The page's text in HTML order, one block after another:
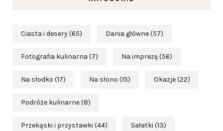
Ciasta i desery(65) Dania główne(57)
Fotografia kulinarna (7) Na imprezę(56)
Na słodko (17) Na słono (15) Okazje(22)
Podróże kulinarne(8)
Przekąski i przystawki (44) Sałatki (13)